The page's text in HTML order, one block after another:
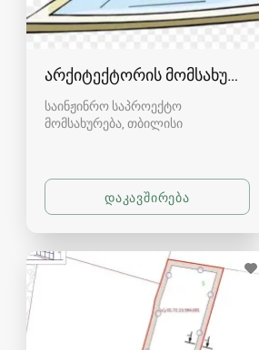
არქიტექტორის
საინჟინრო საპროექტო
მომსახურება თბილისი